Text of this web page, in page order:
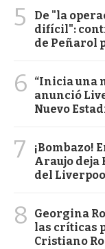
5
De "la
difícil":
de Peñarol
6
“Inicia una
anunció
Nuevo
7
¡Bombazo!
Araujo deja
del
8
Georgina
las críticas
Cristiano